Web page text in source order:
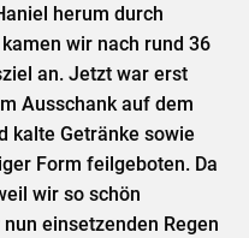
herum durch
wir nach rund 36
an. Jetzt war erst
Ausschank auf dem
kalte Getränke sowie
Form feilgeboten. Da
wir so schön
einsetzenden Regen